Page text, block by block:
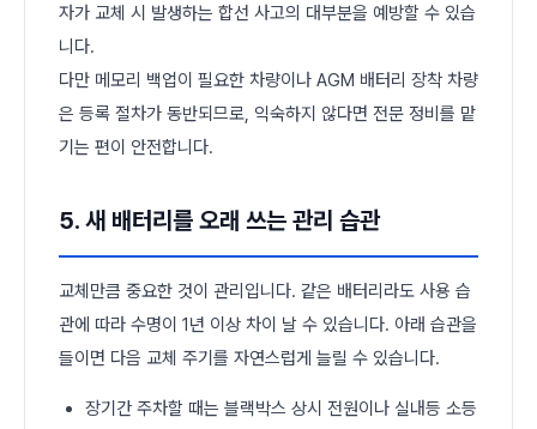
자가 교체 시 발생하는 합선 사고의 대부분을 예방할 수 있습
니다.
다만 메모리 백업이 필요한 차량이나 AGM 배터리 장착 차량
은 등록 절차가 동반되므로, 익숙하지 않다면 전문 정비를 맡
기는 편이 안전합니다.
5. 새 배터리를 오래 쓰는 관리 습관
교체만큼 중요한 것이 관리입니다. 같은 배터리라도 사용 습
관에 따라 수명이 1년 이상 차이 날 수 있습니다. 아래 습관을
들이면 다음 교체 주기를 자연스럽게 늘릴 수 있습니다.
장기간 주차할 때는 블랙박스 상시 전원이나 실내등 소등